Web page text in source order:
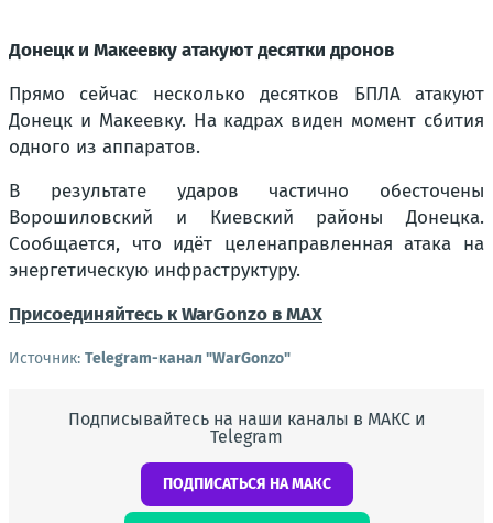
Донецк и Макеевку атакуют десятки дронов
Прямо сейчас несколько десятков БПЛА атакуют
Донецк и Макеевку. На кадрах виден момент сбития
одного из аппаратов.
В результате ударов частично обесточены
Ворошиловский и Киевский районы Донецка.
Сообщается, что идёт целенаправленная атака на
энергетическую инфраструктуру.
Присоединяйтесь к WarGonzo в MAX
Источник: Telegram-канал "WarGonzo"
Подписывайтесь на наши каналы в МАКС и
Telegram
ПОДПИСАТЬСЯ НА МАКС